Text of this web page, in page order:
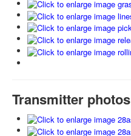
Transmitter photos